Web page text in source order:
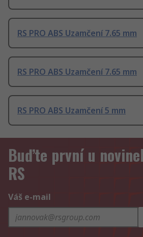
RS PRO ABS Uzamčení 7.65 mm
RS PRO ABS Uzamčení 7.65 mm
RS PRO ABS Uzamčení 5 mm
Buďte první u
RS
Váš e-mail